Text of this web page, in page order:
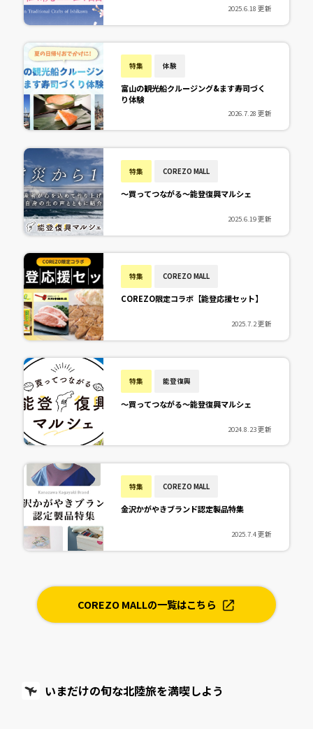
2025.6.18 更新
特集 体験
富山の観光船クルージング&ます寿司づく
り体験
2026.7.28 更新
特集 COREZO MALL
～買ってつながる～能登復興マルシェ
2025.6.19 更新
特集 COREZO MALL
COREZO限定コラボ【能登応援セット】
2025.7.2 更新
特集 能登復興
～買ってつながる～能登復興マルシェ
2024.8.23 更新
特集 COREZO MALL
金沢かがやきブランド認定製品特集
2025.7.4 更新
COREZO MALLの一覧はこちら
いまだけの旬な北陸旅を満喫しよう